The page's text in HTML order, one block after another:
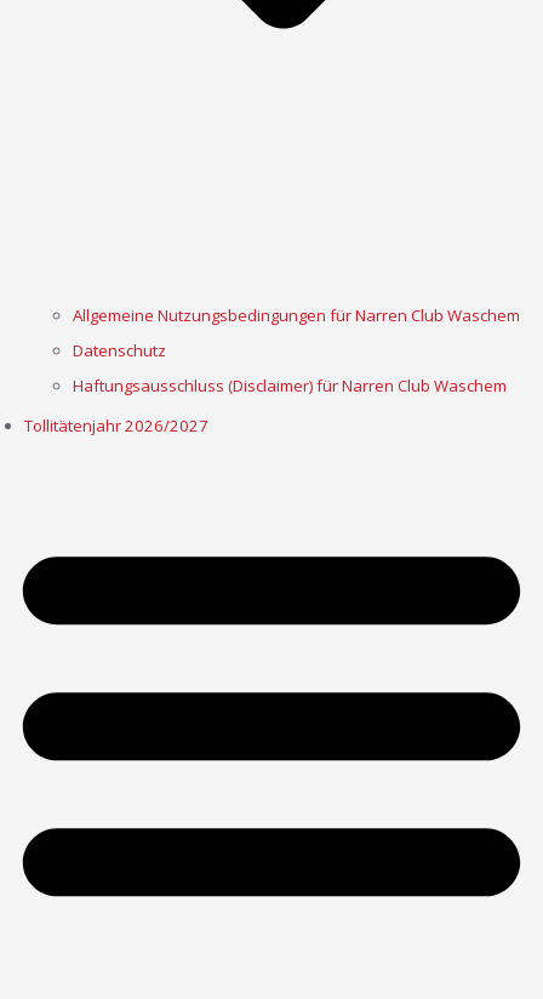
Allgemeine Nutzungsbedingungen für Narren Club Waschem
Datenschutz
Haftungsausschluss (Disclaimer) für Narren Club Waschem
Tollitätenjahr 2026/2027